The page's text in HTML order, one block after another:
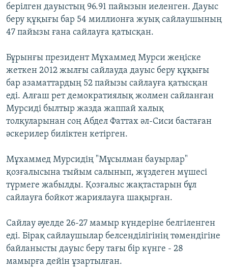
берілген дауыстың 96.91 пайызын иеленген. Дауыс
беру құқығы бар 54 миллионға жуық сайлаушының
47 пайызы ғана сайлауға қатысқан.
Бұрынғы президент Мұхаммед Мурси жеңіске
жеткен 2012 жылғы сайлауда дауыс беру құқығы
бар азаматтардың 52 пайызы сайлауға қатысқан
еді. Алғаш рет демократиялық жолмен сайланған
Мурсиді былтыр жазда жаппай халық
толқуларынан соң Абдел Фаттах әл-Сиси бастаған
әскерилер биліктен кетірген.
Мұхаммед Мурсидің "Мұсылман бауырлар"
қозғалысына тыйым салынып, жүздеген мүшесі
түрмеге жабылды. Қозғалыс жақтастарын бұл
сайлауға бойкот жариялауға шақырған.
Сайлау әуелде 26-27 мамыр күндеріне белгіленген
еді. Бірақ сайлаушылар белсенділігінің төмендігіне
байланысты дауыс беру тағы бір күнге - 28
мамырға дейін ұзартылған.